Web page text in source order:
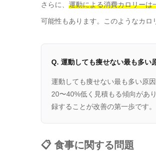
さらに、 運動による消費カロリーは
可能性もあります。このようなカロ
Q. 運動しても痩せない最も多い
運動しても痩せない最も多い原
20〜40%低く見積もる傾向があ
録することが改善の第一歩です。
📋 食事に関する問題